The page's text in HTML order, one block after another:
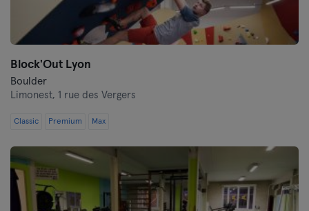
Block'Out Lyon
Boulder
Limonest, 1 rue des Vergers
Classic Premium Max